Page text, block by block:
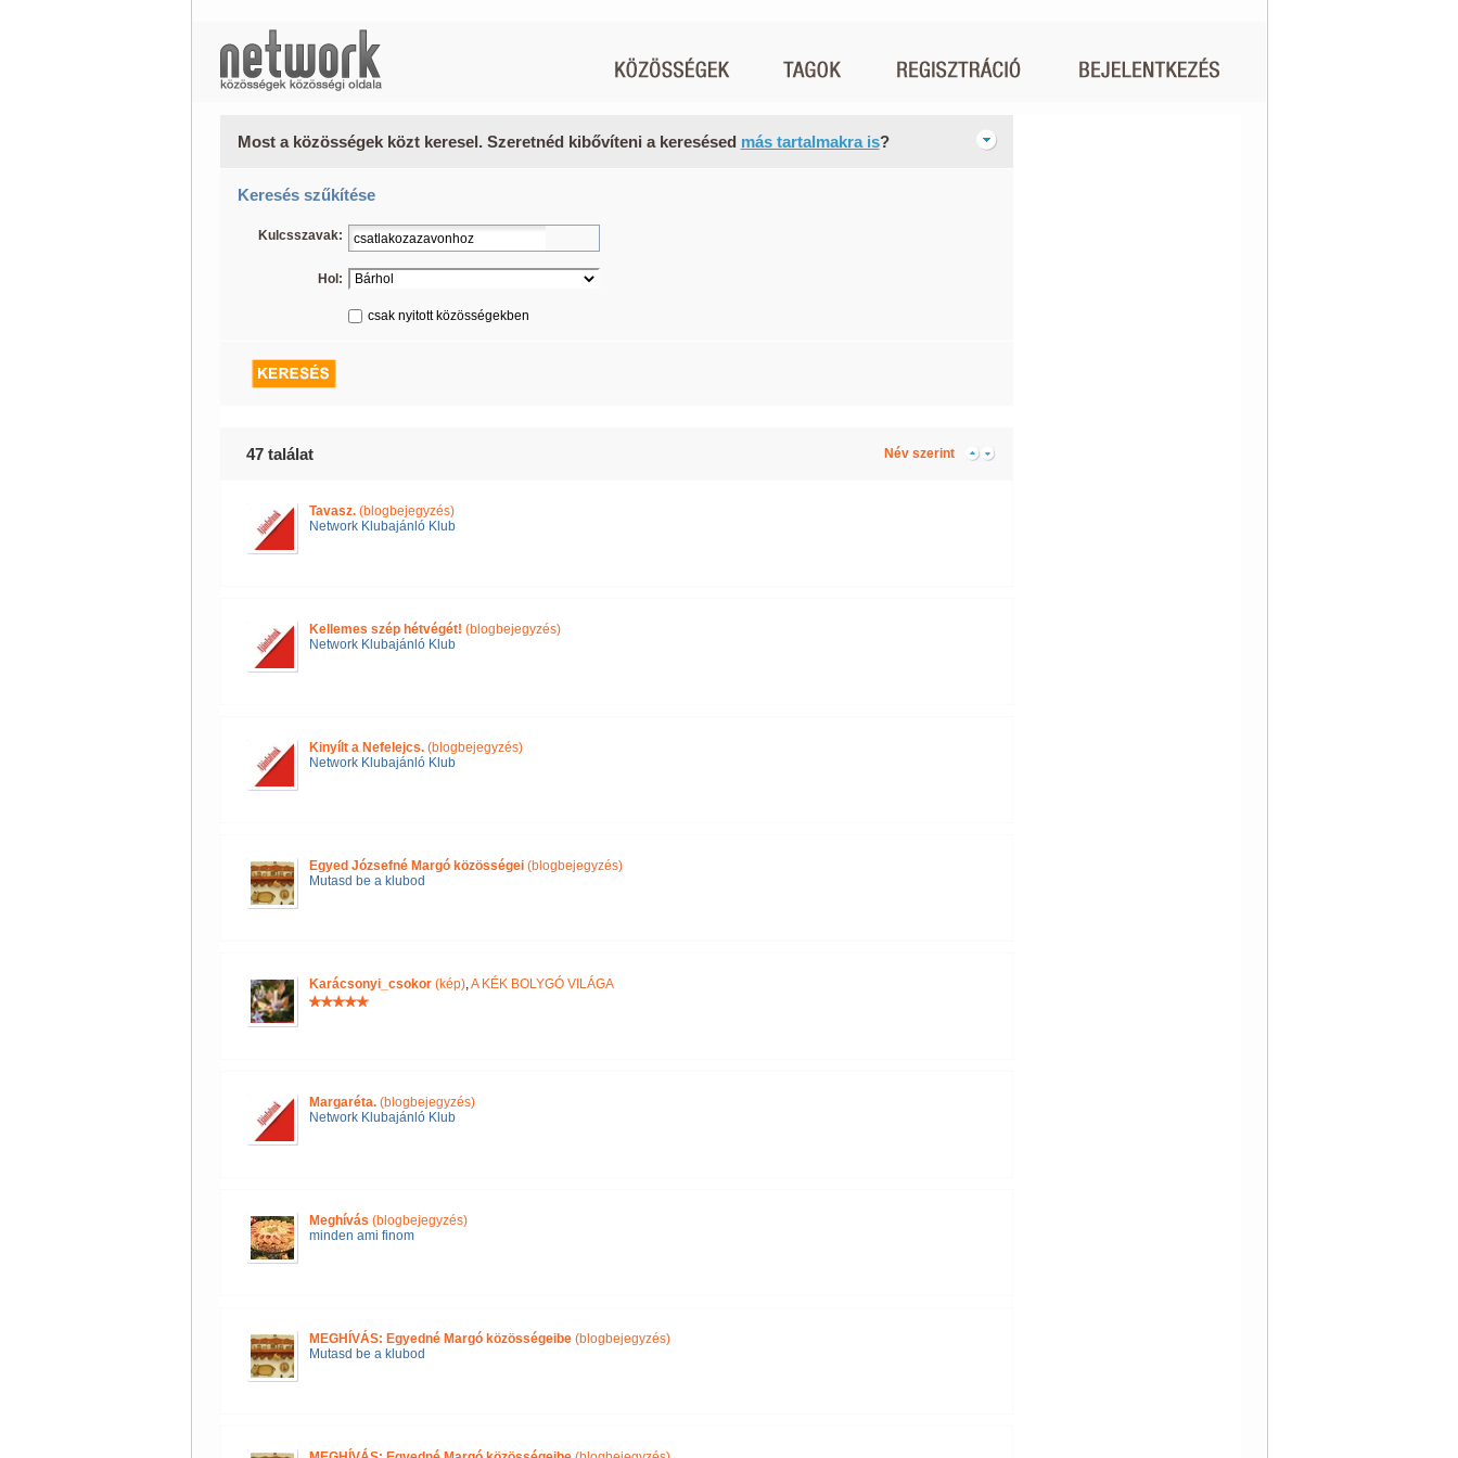
Most a közösségek közt keresel. Szeretnéd kibővíteni a keresésed más tartalmakra is?
Keresés szűkítése
Kulcsszavak:
Hol:
csak nyitott közösségekben
47 találat Név szerint
Tavasz.(blogbejegyzés)
Network Klubajánló Klub
Kellemes szép hétvégét! (blogbejegyzés)
Network Klubajánló Klub
Kinyílt a Nefelejcs.(blogbejegyzés)
Network Klubajánló Klub
Egyed Józsefné Margó közösségei(blogbejegyzés)
Mutasd be a klubod
Karácsonyi_csokor(kép),A KÉK BOLYGÓ VILÁGA
Margaréta.(blogbejegyzés)
Network Klubajánló Klub
Meghívás (blogbejegyzés)
minden ami finom
MEGHÍVÁS: Egyedné Margó közösségeibe(blogbejegyzés)
Mutasd be a klubod